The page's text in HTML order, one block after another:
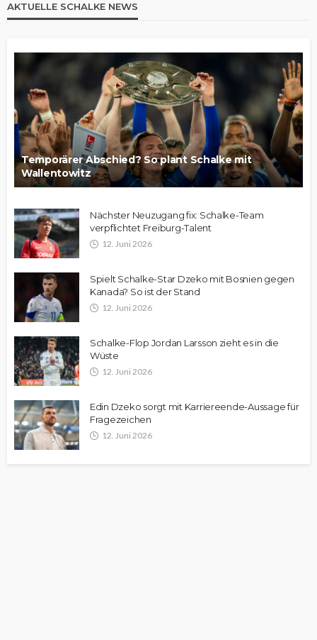
AKTUELLE SCHALKE NEWS
Temporärer Abschied? So plant Schalke mit
Wallentowitz
Nächster Neuzugang fix: Schalke-Team
verpflichtet Freiburg-Talent
12. Juni 2026
Spielt Schalke-Star Dzeko mit Bosnien gegen
Kanada? So ist der Stand
12. Juni 2026
Schalke-Flop Jordan Larsson zieht es in die
Wüste
12. Juni 2026
Edin Dzeko sorgt mit Karriereende-Aussage für
Fragezeichen
12. Juni 2026